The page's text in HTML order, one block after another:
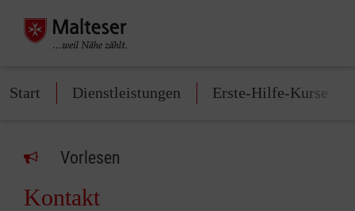
Start Dienstleistungen Erste-Hilfe-Kurse
Vorlesen
Kontakt